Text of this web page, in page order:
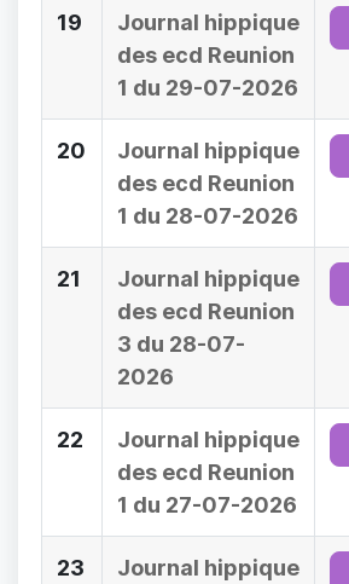
19
Journal hippique
des ecd Reunion
1 du 29-07-2026
20
Journal hippique
des ecd Reunion
1 du 28-07-2026
21
Journal hippique
des ecd Reunion
3 du 28-07-
2026
22
Journal hippique
des ecd Reunion
1 du 27-07-2026
23
Journal hippique